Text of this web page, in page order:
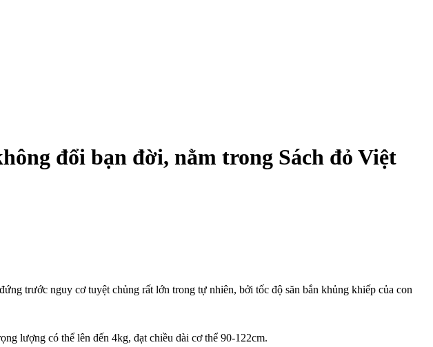
đổi bạn đời, nằm trong Sách đỏ Việt
trước nguy cơ tuyệt chủng rất lớn trong tự nhiên, bởi tốc độ săn bắn khủng khiếp của con
lượng có thể lên đến 4kg, đạt chiều dài c‌ơ th‌ể 90-122cm.